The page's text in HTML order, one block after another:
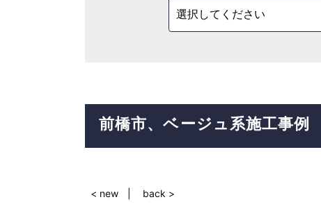
選択してください
前橋市 ベージュ系施工事例
< new back >